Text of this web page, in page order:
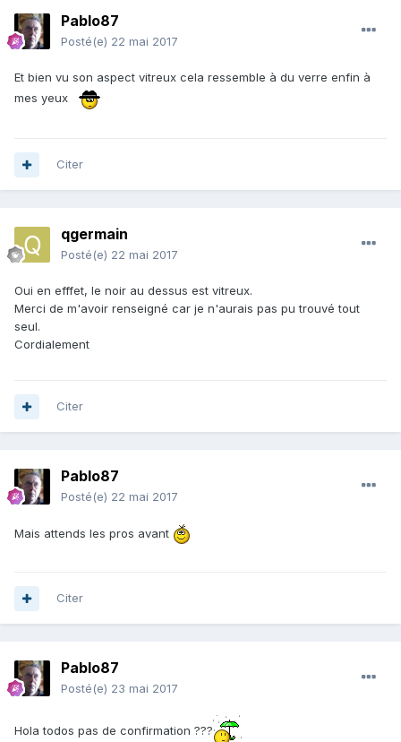
Pablo87
Posté(e) 22 mai 2017
Et bien vu son aspect vitreux cela ressemble à du verre enfin à
mes yeux
Citer
qgermain
Posté(e) 22 mai 2017
Oui en efffet, le noir au dessus est vitreux.
Merci de m'avoir renseigné car je n'aurais pas pu trouvé tout
seul.
Cordialement
Citer
Pablo87
Posté(e) 22 mai 2017
Mais attends les pros avant
Citer
Pablo87
Posté(e) 23 mai 2017
Hola todos pas de confirmation ???